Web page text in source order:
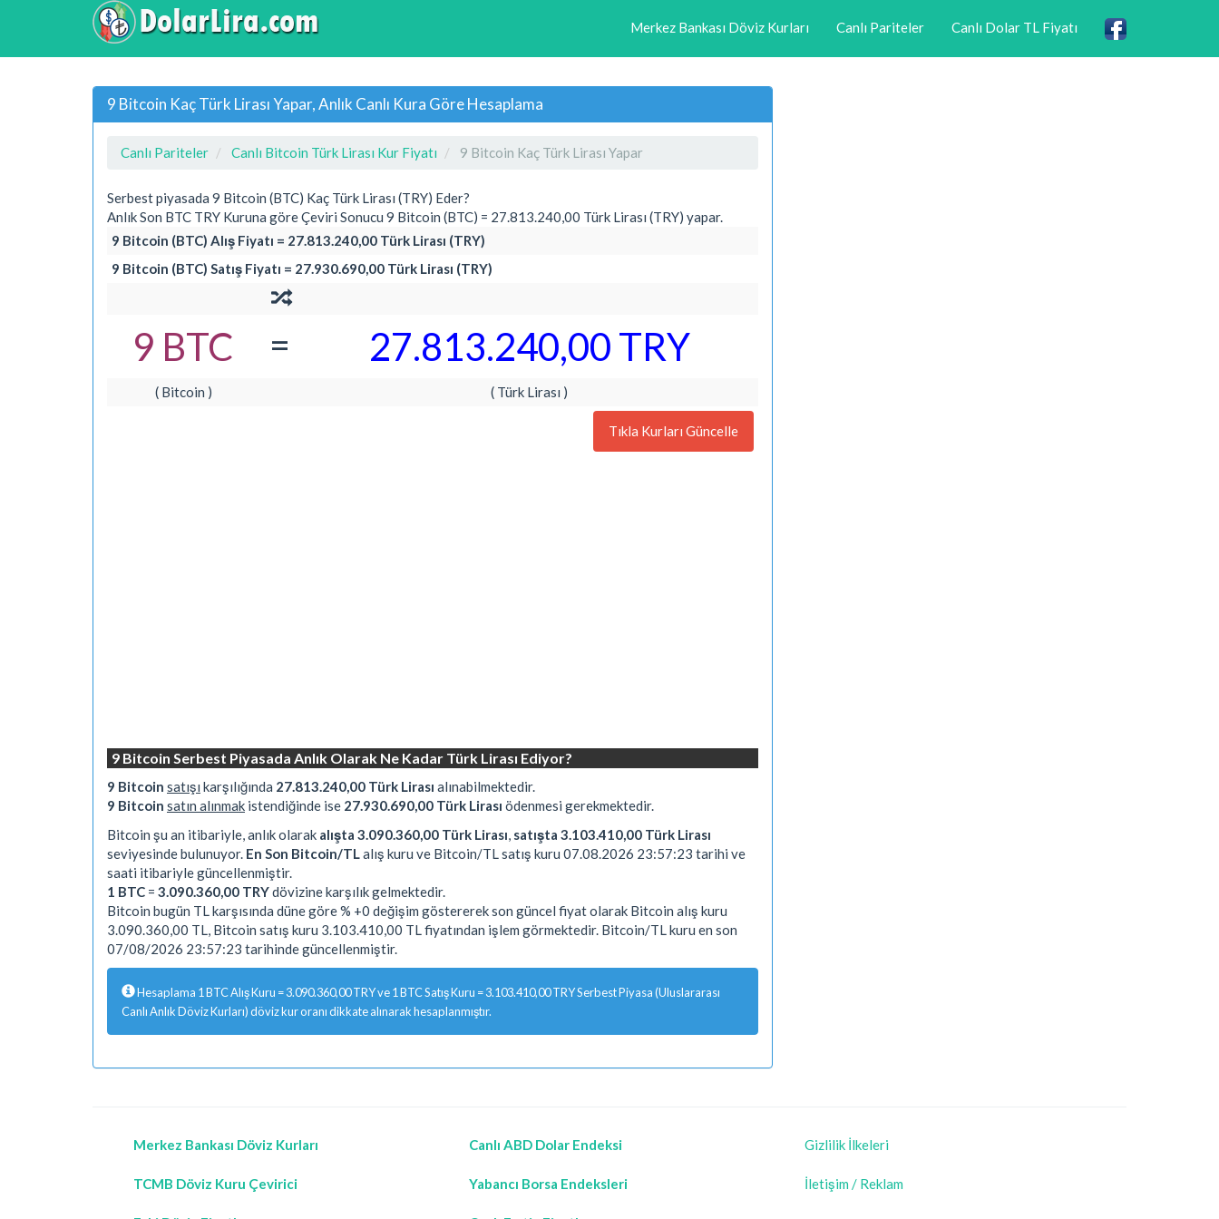
Merkez Bankası Döviz Kurları Canlı Pariteler Canlı Dolar TL Fiyatı
9 Bitcoin Kaç Türk Lirası Yapar, Anlık Canlı Kura Göre Hesaplama
Canlı Pariteler Canlı Bitcoin Türk Lirası Kur Fiyatı 9 Bitcoin Kaç Türk Lirası Yapar
Serbest piyasada 9 Bitcoin (BTC) Kaç Türk Lirası (TRY) Eder?
Anlık Son BTC TRY Kuruna göre Çeviri Sonucu 9 Bitcoin (BTC) = 27.813.240,00 Türk Lirası (TRY) yapar.
9 Bitcoin (BTC) Alış Fiyatı = 27.813.240,00 Türk Lirası (TRY)
9 Bitcoin (BTC) Satış Fiyatı = 27.930.690,00 Türk Lirası (TRY)
9 BTC = 27.813.240,00 TRY
( Bitcoin ) ( Türk Lirası )
Tıkla Kurları Güncelle
9 Bitcoin Serbest Piyasada Anlık Olarak Ne Kadar Türk Lirası Ediyor?
9 Bitcoin satışı karşılığında 27.813.240,00 Türk Lirası alınabilmektedir.
9 Bitcoin satın alınmak istendiğinde ise 27.930.690,00 Türk Lirası ödenmesi gerekmektedir.
Bitcoin şu an itibariyle, anlık olarak alışta 3.090.360,00 Türk Lirası satışta 3.103.410,00 Türk Lirası
seviyesinde bulunuyor. En Son Bitcoin/TL alış kuru ve Bitcoin/TL satış kuru 07.08.2026 23:57:23 tarihi ve
saati itibariyle güncellenmiştir.
1 BTC = 3.090.360,00 TRYdövizine karşılık gelmektedir.
Bitcoin bugün TL karşısında düne göre % +0 değişim göstererek son güncel fiyat olarak Bitcoin alış kuru
3.090.360,00 TL, Bitcoin satış kuru 3.103.410,00 TL fiyatından işlem görmektedir. Bitcoin/TL kuru en son
07/08/2026 23:57:23 tarihinde güncellenmiştir.
Hesaplama 1 BTC Alış Kuru = 3.090.360,00 TRY ve 1 BTC Satış Kuru = 3.103.410,00 TRY Serbest Piyasa (Uluslararası
Canlı Anlık Döviz Kurları) döviz kur oranı dikkate alınarak hesaplanmıştır.
Merkez Bankası Döviz Kurları
TCMB Döviz Kuru Çevirici
Canlı ABD Dolar Endeksi
Yabancı Borsa Endeksleri
Gizlilik İlkeleri
İletişim / Reklam